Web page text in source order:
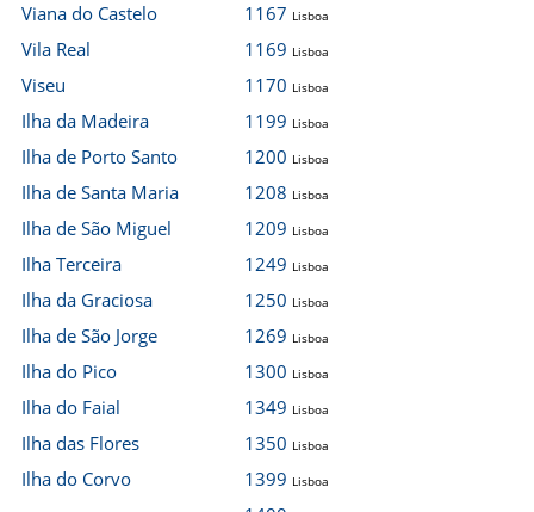
Viana do Castelo
Vila Real
Viseu
Ilha da Madeira
Ilha de Porto Santo
Ilha de Santa Maria
Ilha de São Miguel
Ilha Terceira
Ilha da Graciosa
Ilha de São Jorge
Ilha do Pico
Ilha do Faial
Ilha das Flores
Ilha do Corvo
1167 Lisboa
1169 Lisboa
1170 Lisboa
1199 Lisboa
1200 Lisboa
1208 Lisboa
1209 Lisboa
1249 Lisboa
1250 Lisboa
1269 Lisboa
1300 Lisboa
1349 Lisboa
1350 Lisboa
1399 Lisboa